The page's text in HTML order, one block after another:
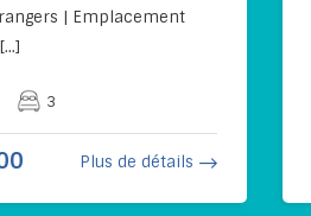
| Emplacement
3
Plus de détails